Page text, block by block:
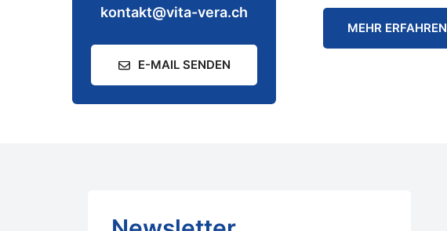
MEHR ERFAHREN
kontakt@vita-vera.ch
E-MAIL SENDEN